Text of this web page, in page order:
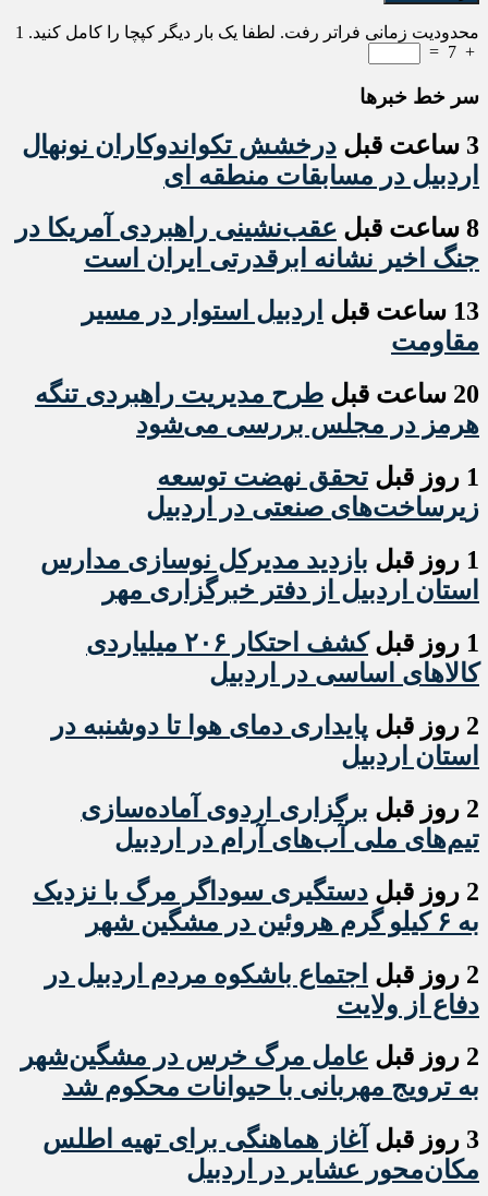
محدودیت زمانی فراتر رفت. لطفا یک بار دیگر کپچا را کامل کنید. 1
+
7
=
سر خط خبرها
3 ساعت قبل
درخشش تکواندوکاران نونهال
اردبیل در مسابقات منطقه ای
8 ساعت قبل
عقب‌نشینی راهبردی آمریکا در
جنگ اخیر نشانه ابرقدرتی ایران است
13 ساعت قبل
اردبیل استوار در مسیر
مقاومت
20 ساعت قبل
طرح مدیریت راهبردی تنگه
هرمز در مجلس بررسی می‌شود
1 روز قبل
تحقق نهضت توسعه
زیرساخت‌های صنعتی در اردبیل
1 روز قبل
بازدید مدیرکل نوسازی مدارس
استان اردبیل از دفتر خبرگزاری مهر
1 روز قبل
کشف احتکار ۲۰۶ میلیاردی
کالاهای اساسی در اردبیل
2 روز قبل
پایداری دمای هوا تا دوشنبه در
استان اردبیل
2 روز قبل
برگزاری اردوی آماده‌سازی
تیم‌های ملی آب‌های آرام در اردبیل
2 روز قبل
دستگیری سوداگر مرگ با نزدیک
به ۶ کیلو گرم هروئین در مشگین شهر
2 روز قبل
اجتماع باشکوه مردم اردبیل در
دفاع از ولایت
2 روز قبل
عامل مرگ خرس در مشگین‌شهر
به ترویج مهربانی با حیوانات محکوم شد
3 روز قبل
آغاز هماهنگی برای تهیه اطلس
مکان‌محور عشایر در اردبیل